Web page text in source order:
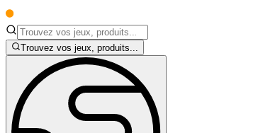
Trouvez vos jeux, produits...